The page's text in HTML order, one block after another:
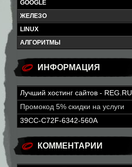
GOOGLE
ЖЕЛЕЗО
LINUX
АЛГОРИТМЫ
ИНФОРМАЦИЯ
Лучший хостинг сайтов - REG.RU
Промокод 5% скидки на услуги
39CC-C72F-6342-560A
КОММЕНТАРИИ